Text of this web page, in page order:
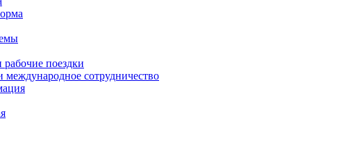
поездки
международное сотрудничество